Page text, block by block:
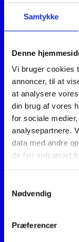
Samtykke
Denne
Vi bruger cookies
annoncer, til at
at analysere
din brug af vores
for sociale
analysepartnere.
data med andre
de har indsamlet
Nødvendig
Præferencer